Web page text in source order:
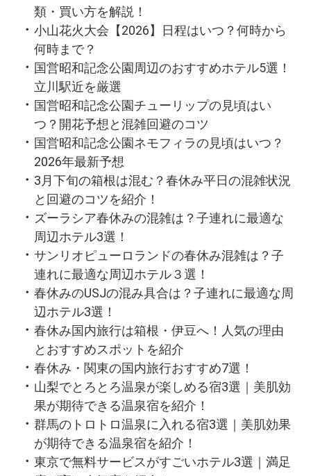
類・買い方を解説！
小山花火大会【2026】日程はいつ？何時から
何時まで？
国営昭和記念公園周辺のおすすめホテル5選！
立川駅近を厳選
国営昭和記念公園チューリップの見頃はい
つ？開花予想と混雑回避のコツ
国営昭和記念公園ネモフィラの見頃はいつ？
2026年最新予想
3月下旬の箱根は混む？春休み平日の混雑状況
と回避のコツを紹介！
ズーラシア春休みの混雑は？子連れに最適な
周辺ホテル3選！
サンリオピューロランドの春休み混雑は？子
連れに最適な周辺ホテル３選！
春休みのUSJの混み具合は？子連れに最適な周
辺ホテル3選！
春休み国内旅行は箱根・伊豆へ！人気の理由
とおすすめスポットを紹介
春休み・関東の国内旅行おすすめ7選！
山梨でとろとろ温泉が楽しめる宿3選｜美肌効
果が期待できる温泉宿を紹介！
群馬のトロトロ温泉に入れる宿3選｜美肌効果
が期待できる温泉宿を紹介！
東京で無料サービスがすごいホテル3選｜満足